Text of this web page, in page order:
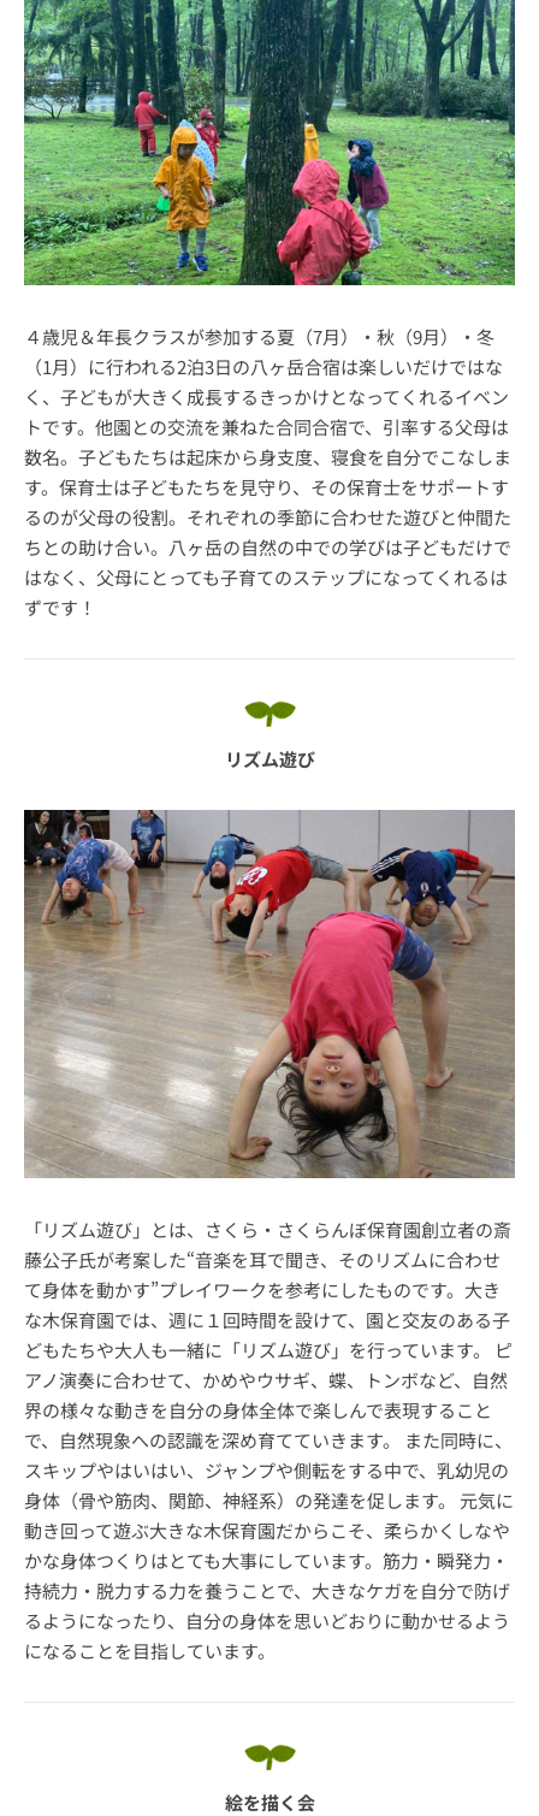
４歳児＆年長クラスが参加する夏（7月）・秋（9月）・冬
（1月）に行われる2泊3日の八ヶ岳合宿は楽しいだけではな
く、子どもが大きく成長するきっかけとなってくれるイベン
トです。他園との交流を兼ねた合同合宿で、引率する父母は
数名。子どもたちは起床から身支度、寝食を自分でこなしま
す。保育士は子どもたちを見守り、その保育士をサポートす
るのが父母の役割。それぞれの季節に合わせた遊びと仲間た
ちとの助け合い。八ヶ岳の自然の中での学びは子どもだけで
はなく、父母にとっても子育てのステップになってくれるは
ずです！
リズム遊び
「リズム遊び」とは、さくら・さくらんぼ保育園創立者の斎
藤公子氏が考案した“音楽を耳で聞き、そのリズムに合わせ
て身体を動かす”プレイワークを参考にしたものです。大き
な木保育園では、週に１回時間を設けて、園と交友のある子
どもたちや大人も一緒に「リズム遊び」を行っています。 ピ
アノ演奏に合わせて、かめやウサギ、蝶、トンボなど、自然
界の様々な動きを自分の身体全体で楽しんで表現すること
で、自然現象への認識を深め育てていきます。 また同時に、
スキップやはいはい、ジャンプや側転をする中で、乳幼児の
身体（骨や筋肉、関節、神経系）の発達を促します。 元気に
動き回って遊ぶ大きな木保育園だからこそ、柔らかくしなや
かな身体つくりはとても大事にしています。筋力・瞬発力・
持続力・脱力する力を養うことで、大きなケガを自分で防げ
るようになったり、自分の身体を思いどおりに動かせるよう
になることを目指しています。
絵を描く会